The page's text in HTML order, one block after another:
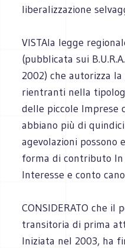
liberalizzazione
VISTAla legge
(pubblicata sui
2002) che autorizza
rientranti nella
delle piccole Imprese
abbiano più di
agevolazioni possono
forma di contributo
Interesse e conto
CONSIDERATO che il
transitoria di prima
Iniziata nel 2003, ha